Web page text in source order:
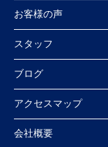
お客様の声
スタッフ
ブログ
アクセスマップ
会社概要